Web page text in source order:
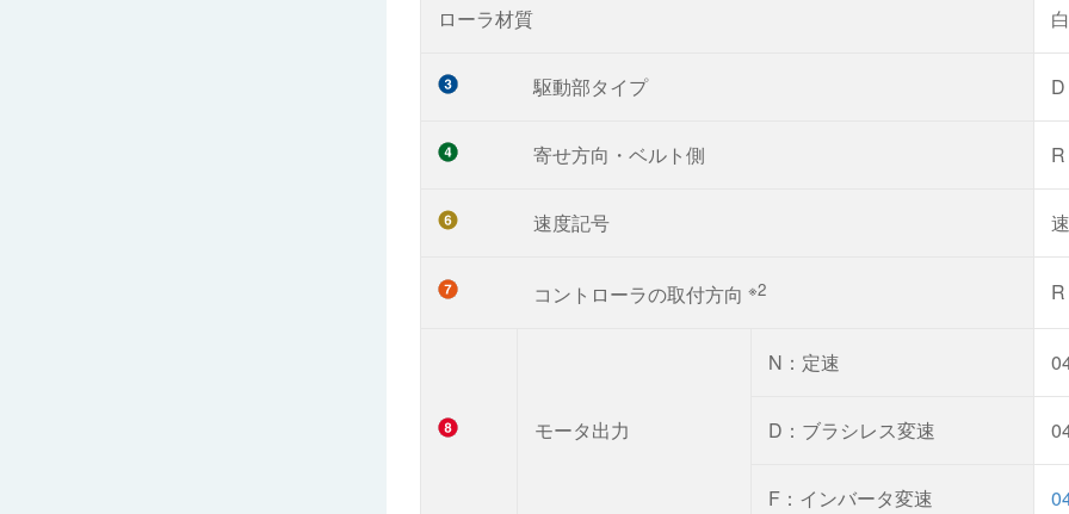
ローラ材質
駆動部タイプ
寄せ方向・ベルト側
速度記号
コントローラの取付方向 ※2
モータ出力
N：定速
D：ブラシレス変速
F：インバータ変速